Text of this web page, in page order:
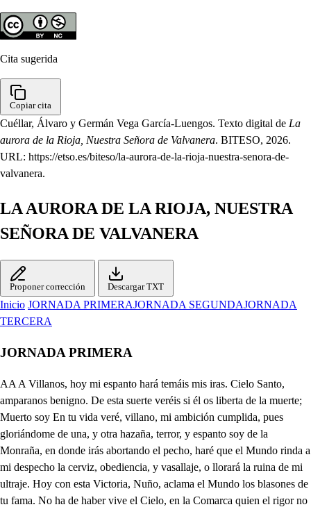
Cita sugerida
Copiar cita
Cuéllar, Álvaro y Germán Vega García-Luengos. Texto digital de La
aurora de la Rioja, Nuestra Señora de Valvanera. BITESO, 2026.
URL: https://etso.es/biteso/la-aurora-de-la-rioja-nuestra-senora-de-
valvanera.
LA AURORA DE LA RIOJA, NUESTRA
SEÑORA DE VALVANERA
Proponer corrección Descargar TXT
Inicio JORNADA PRIMERAJORNADA SEGUNDAJORNADA
TERCERA
JORNADA PRIMERA
AA A Villanos, hoy mi espanto hará temáis mis iras. Cielo Santo, amparanos benigno. De esta suerte veréis si él os liberta de la muerte; Muerto soy En tu vida veré, villano, mi ambición cumplida, pues gloriándome de una, y otra hazaña, terror, y espanto soy de la Monraña, en donde irás abortando el pecho, haré que el Mundo rinda a mi despecho la cerviz, obediencia, y vasallaje, o llorará la ruina de mi ultraje. Hoy con esta Victoria, Nuño, aclama el Mundo los blasones de tu fama. No ha de haber vive el Cielo, en la Comarca quien el rigor no sienta de mi parca. Bien harás; y a ese intento, su cólera apoyando mi ardimiento, hasta verle precito debajo de sus Ordenes milito; pues con insultos, muertes, y hechos fieros, Caudillo feroz es de Bandoleros. Qué nuevos triunfos, Nuño valeroso, aumentas a tu pecho generoso? Excusada pregunta es esa, viendo que a uno ha muerto, y que dos se van huyendo, Y a fe, que su presteza supo burlar, Señor, a mi fiereza; pues por más que en seguirlos me empeñaron mis deseos, jamás los alcanzaron. Mas mi cólera aumenta el desenfado con que aquese infeliz quiso, fiado en su mucha osadía, competencia hacerme, sin mirar, que la experiencia tiene enseñado a todo pasajero quien es Nuño el cruel, el Bandolero; pues de mí, recatando, y defendiendo los tesoros que llevan previniendo, quiso que fuese yo su sepultura, venganza aún no bastante a su locura: mas dirasme, Corchete, por tu vida, dónde a Nuño dejaste? Con pulida gracia entre ese Bosquete entretejido jugando le dejé muy divertido. Hay prenda de mi afecto. Aquese niño la atención me ha robado del cariño. Ay amor! Ya contigo penetro tu dolor, descansa, amigo, pues te ofrezco esta noche, después que el rubio Pebo con su Coche extraña Región dora, hasta verle en Oriente nueva Aurora, que dejando la cima, vamos adonde puedas ver mi Prima; pues la palabra mía hacerla, tuya en breve te confía. Ya en esa fe previene mi ventura, y su halago, Clorirene, y solo el rigor siento de Hernando, vuestro Padre, y mi tormento aumenta la porfía, con que hoy lo intenta estorbar García, después, que de tu Hermana consiguió posesión tan soberana. En nada te embarace un enemigo, que será de su ruina fiel testigo; y así, en anocheciendo, a Montenegro iremos descendiendo, donde tú con Corchete, (porque el mucho rumor no los inquiete) en Casa de mi Padre introducido, puedas ver a tu bien apetecido, que yo, para cualquiera contingente, a la vista estaré con la más gente. En esa confianza ya no temo del hado la mudanza. Ay hijo mío, objeto del cuidado! Todos dispuestos vamos a tu lado. Pues en ese seguro ya bien fundo, que me apellide prodigioso el Mundo. Y que ajuste este Córchete su Coleto. Y si alguno se opone, le prometo, Eso sí, torpe, y ciego, bien de su vida mi Victoria alego, pues soberbio Pirata de este Monre, escándalo se ve del Horizonte, siendo su rigor fiero homicida de todo pasajero, llevándole su infausto precipicio de un vicio encadenado en otro vicio: tanto, que atropellando su malicia el decoro debido a la justicia, bajando a los Poblados tiene a sus Moradores asustados, logrando avasallar con su fiereza, lascivo bruto, incauto su torpeza, la hermosura, que indomito atropella, sin reservar Casada, ni Doncella: sea de esta verdad claro testigo (que a veces, sin querer, también la digo) ese Infante, que, aborto de su vicio, va dando de su Padre fiel indicio, con cuyo hijuelo, en bien gustosa calma, su afecto parte la mitad del alma; pero, pues, de sus hyerros compañero, con su ejemplo, también mirarle espero, yo haré, que aqueste bruto, con todos sus parciales, el tributo me paguen en continuo llanto eterno. tapetes dé mi trono en el infierno. Déjate esa luz, Floreta, sobre ese bufete, y salgan del interior de mi pecho, por si hallo alivio, mis ansias. Qué te acongoja, Señora, refiere tu mal, descansa. Sí sabes (ay infelice!) que cuando Albaro anhelaba, amante fino, y rendido, en fe de aquella palabra, que en nuestras dos voluntades unió en dos cuerpos una alma, a conseguir para premio de su amor mi mano blanca, cuando a efecto de lograrlo con la atención más bizarra, llegó a pedir a mi Tío el permiso (pena rara!) en vez de alcanzar su fiar, le dijo: Que si juzgaba, con nuevo alevoso intento, eclipsar su heroica fama, (pues, como amigo de Nuño, presume, que sea la causa Albaro de que bándido terror sea en la Comarca) era error, que su despecho, Ycaro altivo las alas batiese al Sol, sin mirar su ruina en ellas estaba; por lo que Albaro irritado de estas, y de otras palabras, por lograr en una acción mi belleza, y su venganza, supe, que pasando al Monte, de Nuño, a este fin, se ampara, desde donde, en campo armado; a Montenegro amenazan: mira si será razón, Floreta, que pena tanta llore, si ausente del dueño. de mi vida, mi desgracia quiere, que yo (ay de mí!) sea de tanto asombro la causa? Y di, Coloma tu Prima. qué siente? Mui inclinada la he visto hacia mí, pero es singular la pertinacía de su Esposo, pues después que logró su mano blanca, a Nuño, y Albaro tiene oposición muy extraña; mas yo del Cielo confío, que esto se serene. Aguarda, que allí dos bultos diviso; y aún se inclinan a esta sala; Dudo quien sean. Pues queda en la calle la Vanguardía de amigos, y compañeros, no te detengas. El alma, hasta lograr la ventura de ver a mi dueño, varia duda, no sé que confusa, y no sé, qué espera ufana; mas para que de una vez de tantos temores salga, si convenzo a Clorirene, he de procurar robarla. Entra con buen pie. Quién va? Quién fiado, prenda amada, en el indulto; que goza un infeliz cuando alcanza, que pueda más vuestro influjo, que el de su Estrella contraria, se atreve a hollar el aagrado de este Templo, en confianza de que no pueda ofenderos quien Holocaustos consagra. De dos afectos, bien mío, toda mi atención robada, si me regocijo en verte, tu peligro me acobarda. Ese temor, Clorirene, destierra, pues me acompaña mi valor, demás de que tengo (cuando no bastara) para cualquier accidente, guardadas bien las espaldas. Y cómo estás? Quién ausente de tus luceros se halla, el día, que la fortuna la dicha de verte alcanza, advierte, qué efecto puede causar en quien te idolatra. Y no habrá, digo, Floreta, para un Corchete, a muchacha, por desperdicio, el favor. de un te quiero? Buena manla, mujeres como yo? Qué? De pícaros no se pagan. Vuestras honras agradezco. Vos os las tenéis granjeadas. De García, como os digo, es tal, mi bien, la eficacía, que más que las de mi Tío me asustan sus amenazas. Por eso te proponian este remedio mis ansias. Perdona, que no lo apruebe, y cree de mi constancia. De tu fineza obligado, aún no es recompensa el alma, pero presto de García haré que cesen. Canalla, de aquesta forma castigo vuestra presunción villana. A ellos, amigos. Andarlo. Mas qué escucho, Cielos? Nada te espante, porque sin duda Nuño, que a la puerta estaba con su gente, aqueste ruido origina. Ya la causa discurro será García, pues fuera (el Cielo me valga!) está. Nada temas Quién alborotando mi Casa se atreve, ola Criados, a profanarla? Esto falta. Hernando es este, qué haremos? Retírate a aquesa sala, que yo, mezclado en la gente, disimulare. Despacha. Mi vida queda contigo. Y tú me llevas el alma, iré a socorrer a Nuño. Quién eres, hombre, o fantasma, donde vas, o por qué huyes, traidor? Porque aquesa infamia veas, que de mi valor es error imaginarla, mejor que mi voz mi acero responde a vuestra amenaza. Más ahora, que te conozco, me empeñas en la venganza, Fuerte cosa es no tener contrincante, habiendo gana. Ahora sabrás mi valor. Esperad, no huyáis, Canalla, rendid las armas, P que a aquese extremo llegara, rindiera la vida. Oíd. A tu lado está mi espada. Y la mía. Mueran todos. Tened, amigos, pues basta que haya mi Padre llegado a mediar. Qué patarata. Pues este respeto en mí, nunca ha faltado a sus canas. Qué es esto, Nuño, es posible, que así tus acciones manchan tu gloriosa heroica sangre con el padrón de una infamia? donde, di, llegar intentan esas presunciones vanas, siendo terror de esos Valles, y asombro de esas Montañas? di, qué ocasión a esta Villa de Montenegro con tanta prevención te ha conducido a ser de mi muerte causa? advierte ya, que esa vida infelizmente te arrastra a un precipicio, y que tienes la alta justicia indignada. Padre, y señor, varias veces vuestras prudentes palabras Imán de mis atenciones de mí han sido veneradas; pero es tan grande el impulso de mi condición bizarra, que al intentar reprimirle todo mi poder me falta, siendo hoy aún más superior su fuerza con la palabra, que a Albaro he dado, ofreciendo el logro a sus esperanzas con la mano de mi Prima, pues el día, que tirana vuestra sinrazón la niega, de mí a este efecto se ampara. Y es buen medio de que yo condescienda a sus instancias, pretenderlo, en vez de ruegos, con violencias, y amenazas; y así no te empeñes, Nuño, en empresas temerarías. Yo la palabra le he dado, y he de cumplir mi palabra. Primero con un veneno la deuda común pagara. No haréis tal, pues os prevengo, que si os resolvéis, armada toda mi gente, apelando mi rencor, a la venganza sobre Montenegro altivo, hollando la verde falda de ese Monte, que a mi Imperio tributa tantas Guirnaldas, asolando este Poblado, destruyendo a esta Comarca, veas crecer Najerilla sus randales, mas con tanta extrañeza, que su nieve convierta mi estrago en grana. Por eso habrá en su defensa quien a el opósito, salga, y en venganza de mi honor, de Hernan Oñez, y su fama, mantendré, que Alvaro no es digno de alcanzar la blanca mano de mi Prima, puesto, que no es razón, que la mancha de viles operaciones adquiera su estirpe hidalga. A proposición tan loca te responderé en Campaña. Allá esperamos. Qué, en fin, aqueso resuelves? Nada me digas, mi error perdona, porque antes es mi palabra. Pues guárdate de caer en mis manos, que, obligada mi clemencia, será fuerza solo atienda a mi venganza. Yo procuraré guardarme, amigos, a la Montaña. Todos te seguimos. Mira, ( ,) que allá mi valor te aguarda. Y yo haré de tantas vidas